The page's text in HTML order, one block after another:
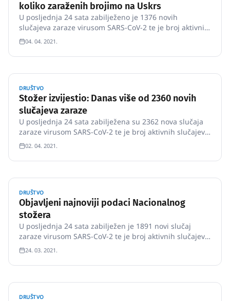
koliko zaraženih brojimo na Uskrs
U posljednja 24 sata zabilježeno je 1376 novih
slučajeva zaraze virusom SARS-CoV-2 te je broj aktivnih
slučajeva u Hrvatskoj danas ukupno 13432 Među njima
su 1 511 pacijenata na bolničkom liječenju, od toga je
na respiratoru 158 pacijenata.
04. 04. 2021.
DRUŠTVO
Stožer izvijestio: Danas više od 2360 novih
slučajeva zaraze
U posljednja 24 sata zabilježena su 2362 nova slučaja
zaraze virusom SARS-CoV-2 te je broj aktivnih slučajeva
u Hrvatskoj danas ukupno 13111 Među njima su 1 464
pacijenta na bolničkom liječenju, od toga su na
respiratoru 153 pacijenta.
02. 04. 2021.
DRUŠTVO
Objavljeni najnoviji podaci Nacionalnog
stožera
U posljednja 24 sata zabilježen je 1891 novi slučaj
zaraze virusom SARS-CoV-2 te je broj aktivnih slučajeva
u Hrvatskoj danas ukupno 7600 Među njima je 1038
pacijenata na bolničkom liječenju, od toga je na
respiratoru 99 pacijenata.
24. 03. 2021.
DRUŠTVO